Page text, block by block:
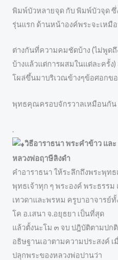
พิมพ์บัวหลายจุด กับ พิมพ์บัวจุด ซึ่
รุ่นแรก ด้านหน้าองค์พระจะเหมื
ต่างกันที่ความคมชัดบ้าง (ไม่พูด
บ้างแล้วแต่การผสมในแต่ละครั้ง
โผล่ขึ้นมาบริเวณข้างๆข้อศอกข
พุทธคุณครอบจักรวาลเหมือนกัน
.
วิธีอาราธนา พระคำข้าว แล
หลวงพ่อฤาษีลิงดำ
คำอาราธนา ให้ระลึกถึงพระพุทธ
พุทธเจ้าทุก ๆ พระองค์ พระธรร
เทวดาและพรหม ครูบาอาจารย์
โค อ.เสนา จ.อยุธยา เป็นที่สุด
แล้วตั้งนะโม ๓ จบ ปฎิบัติตามปก
อธิษฐานเอาตามความประสงค์
ปลุกพระของหลวงพ่อปานว่า